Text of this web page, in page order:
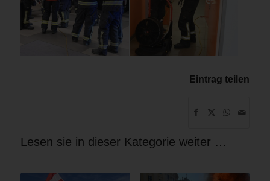
Eintrag teilen
Lesen sie in dieser Kategorie weiter …